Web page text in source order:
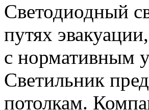
Светодиодный
путях
с нормативным
Светильник
потолкам.